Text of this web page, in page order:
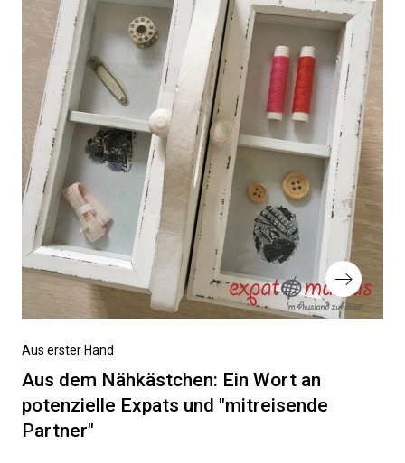
Nächster
Beitrag
Aus erster Hand
Aus dem Nähkästchen: Ein Wort an
potenzielle Expats und "mitreisende
Partner"